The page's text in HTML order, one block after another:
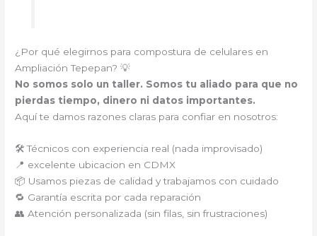
¿Por qué elegirnos para compostura de celulares en
Ampliación Tepepan? 💡
No somos solo un taller. Somos tu aliado para que no
pierdas tiempo, dinero ni datos importantes.
Aquí te damos razones claras para confiar en nosotros:
🛠️ Técnicos con experiencia real (nada improvisado)
📍 excelente ubicacion en CDMX
📦 Usamos piezas de calidad y trabajamos con cuidado
🔁 Garantía escrita por cada reparación
👥 Atención personalizada (sin filas, sin frustraciones)